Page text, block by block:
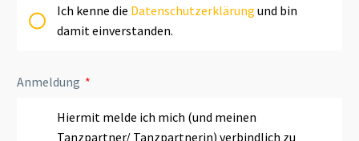
Ich kenne die Datenschutzerklärung und bin
damit einverstanden.
Anmeldung
Hiermit melde ich mich (und meinen
Tanzpartner/ Tanzpartnerin) verbindlich zu